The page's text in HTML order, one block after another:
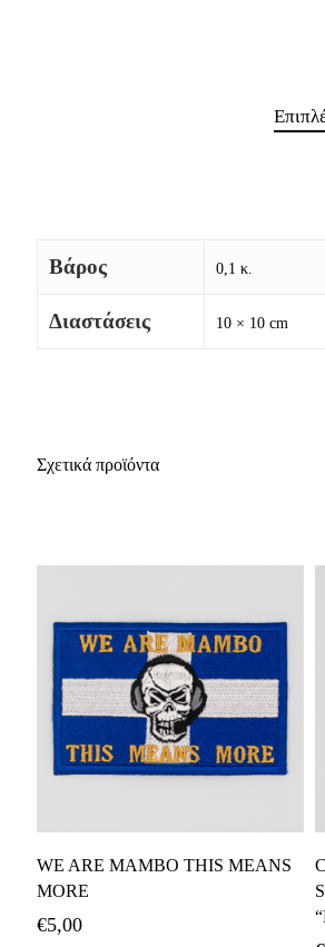
Βάρος 0,1 κ.
Διαστάσεις 10 × 10 cm
Σχετικά προϊόντα
WE ARE MAMBO THIS MEANS
MORE
€5,00